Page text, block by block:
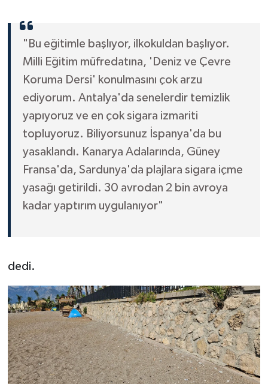
"Bu eğitimle başlıyor, ilkokuldan başlıyor.
Milli Eğitim müfredatına, 'Deniz ve Çevre
Koruma Dersi' konulmasını çok arzu
ediyorum. Antalya'da senelerdir temizlik
yapıyoruz ve en çok sigara izmariti
topluyoruz. Biliyorsunuz İspanya'da bu
yasaklandı. Kanarya Adalarında, Güney
Fransa'da, Sardunya'da plajlara sigara içme
yasağı getirildi. 30 avrodan 2 bin avroya
kadar yaptırım uygulanıyor"
dedi.